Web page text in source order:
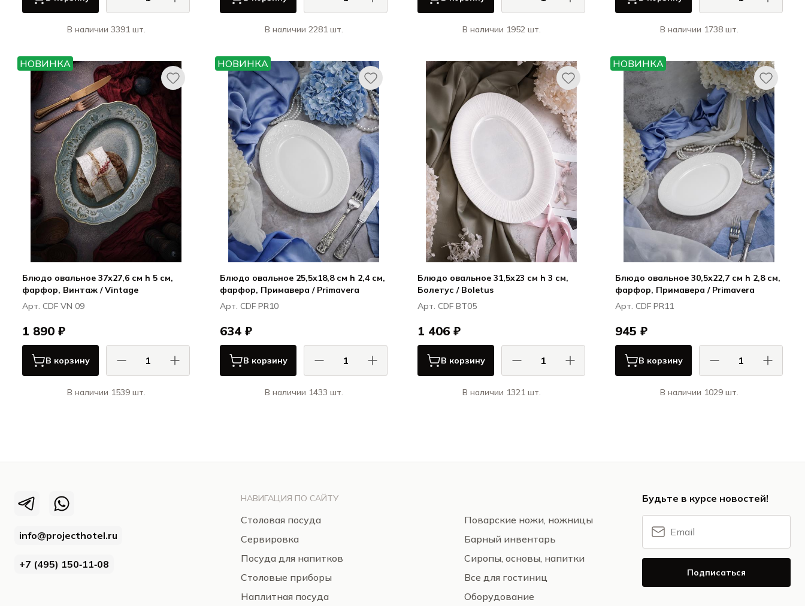
В наличии 3391 шт.
Грация / Grazia
В наличии 2281 шт.
Болетус / Boletus
В наличии 1952 шт.
В наличии 1738 шт.
НОВИНКА
Блюдо овальное 37x27,6 см h 5 см,
фарфор, Винтаж / Vintage
Арт. CDF VN 09
1 890 ₽
В корзину
В наличии 1539 шт.
НОВИНКА
Блюдо овальное 25,5x18,8 см h 2,4 см,
фарфор, Примавера / Primavera
Арт. CDF PR10
634 ₽
В корзину
В наличии 1433 шт.
Блюдо овальное 31,5x23 см h 3 см,
Болетус / Boletus
Арт. CDF BT05
1 406 ₽
В корзину
В наличии 1321 шт.
НОВИНКА
Блюдо овальное 30,5x22,7 см h 2,8 см,
фарфор, Примавера / Primavera
Арт. CDF PR11
945 ₽
В корзину
В наличии 1029 шт.
info@projecthotel.ru
+7 (495) 150‑11‑08
НАВИГАЦИЯ ПО САЙТУ
Столовая посуда
Сервировка
Посуда для напитков
Столовые приборы
Наплитная посуда
Поварские ножи, ножницы
Барный инвентарь
Сиропы, основы, напитки
Все для гостиниц
Оборудование
Будьте в курсе новостей!
Подписаться